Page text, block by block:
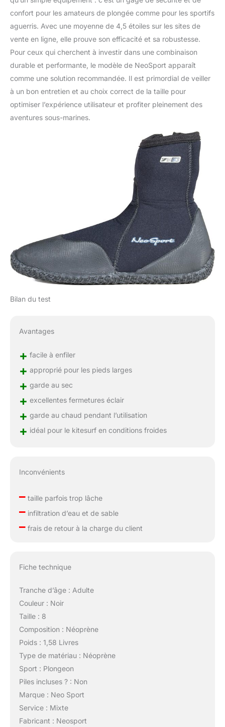
confort pour les amateurs de plongée comme pour les sportifs
aguerris. Avec une moyenne de 4,5 étoiles sur les sites de
vente en ligne, elle prouve son efficacité et sa robustesse.
Pour ceux qui cherchent à investir dans une combinaison
durable et performante, le modèle de NeoSport apparaît
comme une solution recommandée. Il est primordial de veiller
à un bon entretien et au choix correct de la taille pour
optimiser l’expérience utilisateur et profiter pleinement des
aventures sous-marines.
Bilan du test
Avantages
+ facile à enfiler
+ approprié pour les pieds larges
+ garde au sec
+ excellentes fermetures éclair
+ garde au chaud pendant l’utilisation
+ idéal pour le kitesurf en conditions froides
Inconvénients
–taille parfois trop lâche
–infiltration d’eau et de sable
–frais de retour à la charge du client
Fiche technique
Tranche d’âge : Adulte
Couleur : Noir
Taille : 8
Composition : Néoprène
Poids : 1,58 Livres
Type de matériau : Néoprène
Sport : Plongeon
Piles incluses ? : Non
Marque : Neo Sport
Service : Mixte
Fabricant : Neosport